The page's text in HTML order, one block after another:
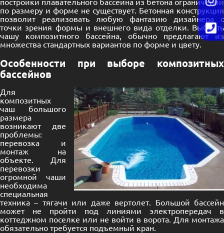
по размеру и форме не существует. Бетонная конструкция
позволит реализовать любую фантазию дизайнера с
точки зрения формы и внешнего вида отделки. Выбрать
чашу композитного бассейна, обычно предлагают из
множества стандартных вариантов по форме и цвету.
Особенности при выборе композитных
бассейнов
Для
композитных
чаш большого
размера
возникают две
проблемы:
перевозка и
монтаж на
объекте. Для
перевозки
огромной чаши
необходима
специальная
техника – тягачи или даже вертолет. Большой бассейн
может не пройти под линиями электропередач в
коттеджном поселке или не войти в ворота. Для монтажа
обязательно требуется подъемный кран.